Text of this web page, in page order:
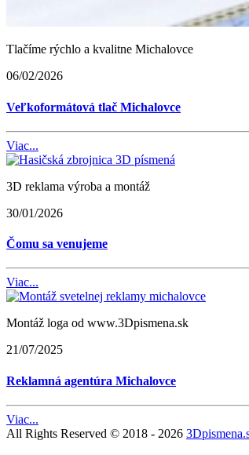
Tlačíme rýchlo a kvalitne Michalovce
06/02/2026
Veľkoformátová tlač Michalovce
Viac...
3D reklama výroba a montáž
30/01/2026
Čomu sa venujeme
Viac...
Montáž loga od www.3Dpismena.sk
21/07/2025
Reklamná agentúra Michalovce
Viac...
All Rights Reserved © 2018 - 2026